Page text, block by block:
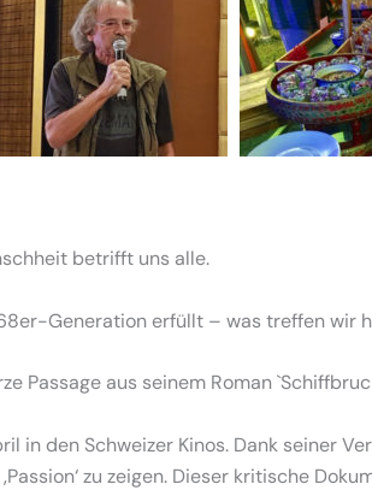
betrifft uns alle.
Generation erfüllt – was treffen wir
Passage aus seinem Roman
in den Schweizer Kinos. Dank seiner
zu zeigen. Dieser kritische